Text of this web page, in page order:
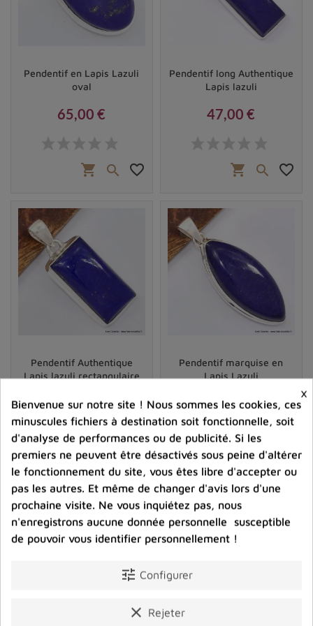
Quels sont ses bienfaits et autres vertus du lapis
Pendentif Lapis Lazuli grade AAA
énergétique
amoureuses »
En lithothérapie, le lapis-lazuli serait lapierre de la
bonne humeur, de la joie partagée.Il est le symbole
d'une personnalité forte et sympathique qui diffuse
autour d'elle beaucoup de tendresse et de bonheur.
Lelapis-lazuli naturelaurait une grande force de
purification du corps, mais surtout pour stabiliser l’esprit
et élever l’âme. Il permettrait de révéler la vérité
dissoudrait les colères.
pierre d'équilibre et d'apaisement, son énergie serait
Pendentif en Lapis Lazuli
oval
65,00 €
shopping_cart  favorite_border
Pendentif long Authentique
Lapis lazuli
47,00 €
shopping_cart  favorite_border
Pendentif Authentique
Lapis lazuli rectangulaire
Prix
58,00 €
shopping_cart  favorite_border
Pendentif marquise en
Lapis Lazuli
Prix
72,00 €
shopping_cart  favorite_border
×
Bienvenue sur notre site ! Nous sommes les cookies, ces
minuscules fichiers à destination soit fonctionnelle, soit
d'analyse de performances ou de publicité. Si les
premiers ne peuvent être désactivés sous peine d'altérer
le fonctionnement du site, vous êtes libre d'accepter ou
pas les autres. Et même de changer d'avis lors d'une
prochaine visite. Ne vous inquiétez pas, nous
n'enregistrons aucune donnée personnelle susceptible
de pouvoir vous identifier personnellement !
tune Configurer
clear Rejeter